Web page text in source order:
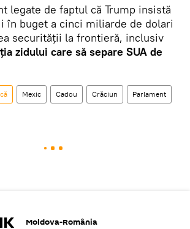
legate de faptul că Trump insistă
în buget a cinci miliarde de dolari
securității la frontieră, inclusiv
zidului care să separe SUA de
Mexic Cadou Crăciun Parlament
Moldova-România